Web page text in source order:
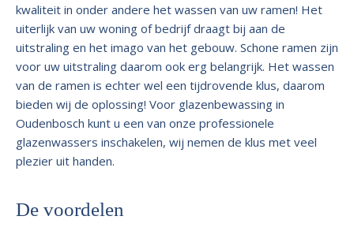
kwaliteit in onder andere het wassen van uw ramen! Het
uiterlijk van uw woning of bedrijf draagt bij aan de
uitstraling en het imago van het gebouw. Schone ramen zijn
voor uw uitstraling daarom ook erg belangrijk. Het wassen
van de ramen is echter wel een tijdrovende klus, daarom
bieden wij de oplossing! Voor glazenbewassing in
Oudenbosch kunt u een van onze professionele
glazenwassers inschakelen, wij nemen de klus met veel
plezier uit handen.
De voordelen